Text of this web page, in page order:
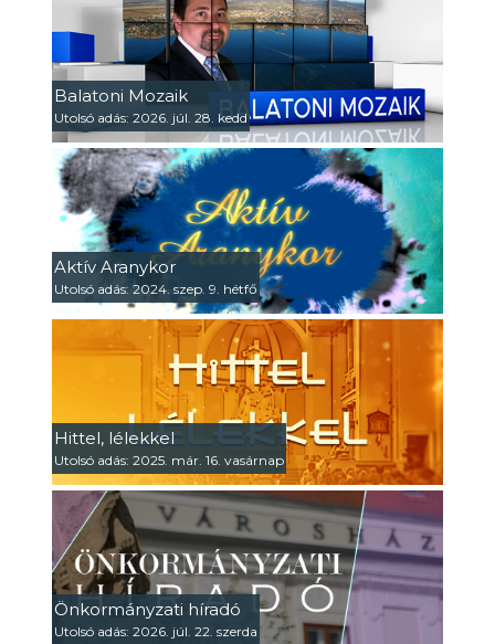
Balatoni Mozaik
Utolsó adás: 2026. júl. 28. kedd
Aktív Aranykor
Utolsó adás: 2024. szep. 9. hétfő
Hittel, lélekkel
Utolsó adás: 2025. már. 16. vasárnap
Önkormányzati híradó
Utolsó adás: 2026. júl. 22. szerda